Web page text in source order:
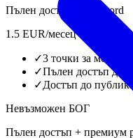
Пълен достъп до Discord
1.5 EUR/месец
✓3 точки за
✓Пълен достъп до
✓Достъп до
Невъзможен БОГ
Пълен достъп + премиум